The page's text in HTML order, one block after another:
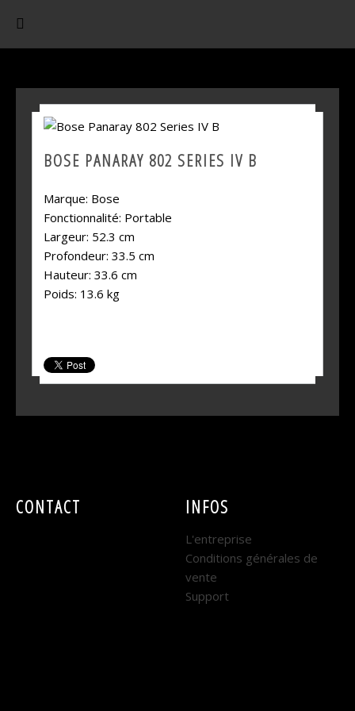
BOSE PANARAY 802 SERIES IV B
Marque: Bose
Fonctionnalité: Portable
Largeur: 52.3 cm
Profondeur: 33.5 cm
Hauteur: 33.6 cm
Poids: 13.6 kg
CONTACT INFOS
L'entreprise
Conditions générales de
vente
Support